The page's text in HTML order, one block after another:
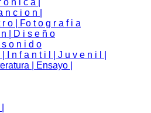
n c i o n |
o | Fo t o g r a f i a
n | D i s e ñ o
s o n i d o
I n f a n t i l | J u v e n i l |
| Ensayo |